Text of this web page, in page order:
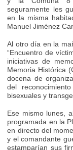
seguramente les
en la misma
Manuel Jiménez
Al otro día en la
“Encuentro de
iniciativas de
Memoria Histórica
docena de
del
bisexuales y
Ese mismo lunes,
programada en la
en directo del
y el comandante
estamparían sus